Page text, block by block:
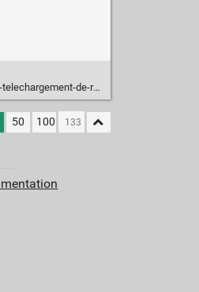
retour-et-fonctionnel.html
50 100